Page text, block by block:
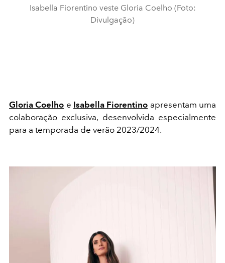
Isabella Fiorentino veste Gloria Coelho (Foto:
Divulgação)
Gloria Coelho e Isabella Fiorentino apresentam uma
colaboração exclusiva, desenvolvida especialmente
para a temporada de verão 2023/2024.